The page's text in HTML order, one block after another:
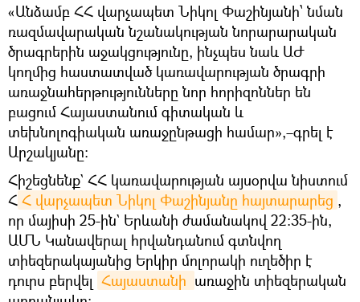
«Անձամբ ՀՀ վարչապետ Նիկոլ Փաշինյանի՝ նման
ռազմավարական նշանակության նորարարական
ծրագրերին աջակցությունը, ինչպես նաև ԱԺ
կողմից հաստատված կառավարության ծրագրի
առաջնահերթությունները նոր հորիզոններ են
բացում Հայաստանում գիտական և
տեխնոլոգիական առաջընթացի համար»,–գրել է
Արշակյանը։
Հիշեցնենք` ՀՀ կառավարության այսօրվա նիստում
Հ Հ վարչապետ Նիկոլ Փաշինյանը հայտարարեց ,
որ մայիսի 25-ին` Երևանի ժամանակով 22:35-ին,
ԱՄՆ Կանավերալ հրվանդանում գտնվող
տիեզերակայանից Երկիր մոլորակի ուղեծիր է
դուրս բերվել Հայաստանի առաջին տիեզերական